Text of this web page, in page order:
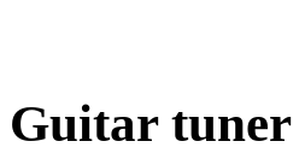
Guitar